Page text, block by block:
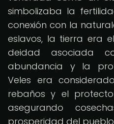
simbolizaba la
conexión con la
eslavos, la tierra era
deidad asociada
abundancia y la
Veles era
rebaños y el
asegurando
prosperidad del